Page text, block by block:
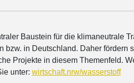
Baustein für die klimaneutrale
bzw. in Deutschland. Daher fördern
Projekte in diesem Themenfeld.
unter: wirtschaft.nrw/wasserstoff